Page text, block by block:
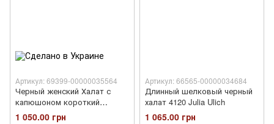
Артикул: 69399-00000035564
Черный женский Халат с
капюшоном короткий
Велсофт 1026
1 050.00 грн
Артикул: 66565-00000034684
Длинный шелковый черный
халат 4120 Julia Ulich
1 065.00 грн